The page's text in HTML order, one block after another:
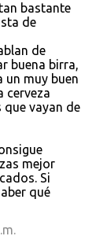
bastante
de
de
buena birra,
un muy buen
cerveza
vayan de
mejor
Si
qué